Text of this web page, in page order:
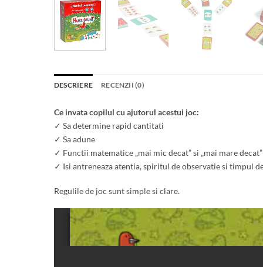
DESCRIERE RECENZII (0)
Ce invata copilul cu ajutorul acestui joc:
✓ Sa determine rapid cantitati
✓ Sa adune
✓ Functii matematice „mai mic decat” si „mai mare decat”
✓ Isi antreneaza atentia, spiritul de observatie si timpul
Regulile de joc sunt simple si clare.